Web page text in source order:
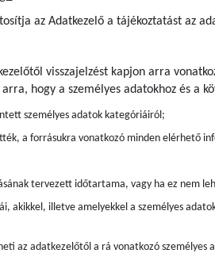
az Adatkezelő a tájékoztatást az
visszajelzést kapjon arra
hogy a személyes adatokhoz és a
személyes adatok kategóriáiról;
a forrásukra vonatkozó minden elérhető
tervezett időtartama, vagy ha ez nem
akikkel, illetve amelyekkel a személyes
az adatkezelőtől a rá vonatkozó